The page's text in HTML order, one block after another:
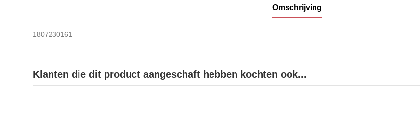
Omschrijving
1807230161
Klanten die dit product aangeschaft hebben kochten ook...